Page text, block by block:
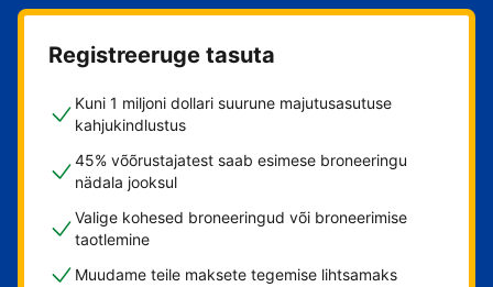
Registreeruge tasuta
Kuni 1 miljoni dollari suurune majutusasutuse
kahjukindlustus
45% võõrustajatest saab esimese broneeringu
nädala jooksul
Valige kohesed broneeringud või broneerimise
taotlemine
Muudame teile maksete tegemise lihtsamaks